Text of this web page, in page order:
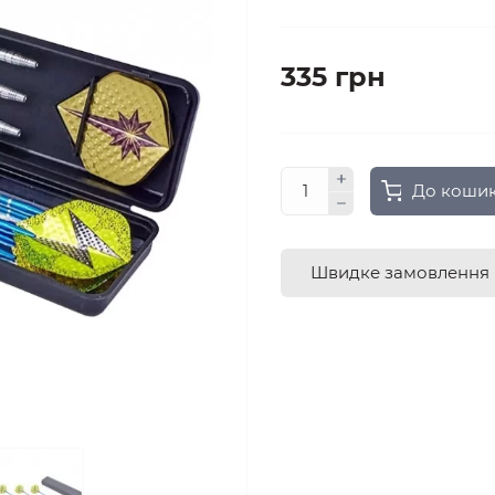
335 грн
До
Швидке замовлення